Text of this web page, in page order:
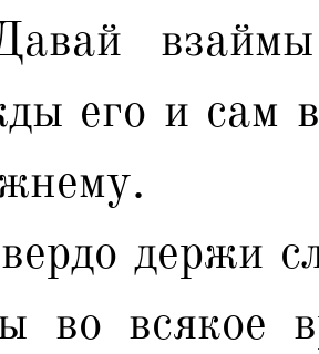
его и сам
держи
во всякое